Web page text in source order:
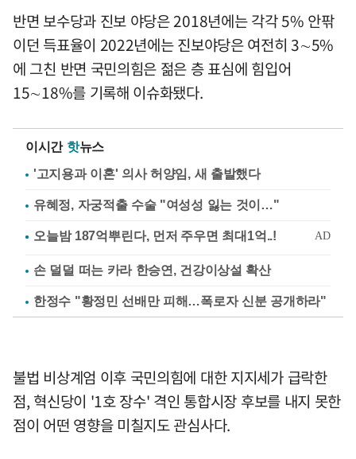
반면 보수당과 진보 야당은 2018년에는 각각 5% 안팎
이던 득표율이 2022년에는 진보야당은 여전히 3∼5%
에 그친 반면 국민의힘은 젊은 층 표심에 힘입어
15∼18%를 기록해 이슈화됐다.
이시간 핫뉴스
'고지용과 이혼' 의사 허양임, 새 출발했다
유혜정, 자궁적출 수술 "여성성 잃는 것이…"
손 덜덜 떠는 카라 한승연, 건강이상설 확산
한정수 "황정민 선배만 피해…폭로자 신분 공개하라"
불법 비상계엄 이후 국민의힘에 대한 지지세가 급락한
점, 혁신당이 '1호 장수' 격인 통합시장 후보를 내지 못한
점이 어떤 영향을 미칠지도 관심사다.